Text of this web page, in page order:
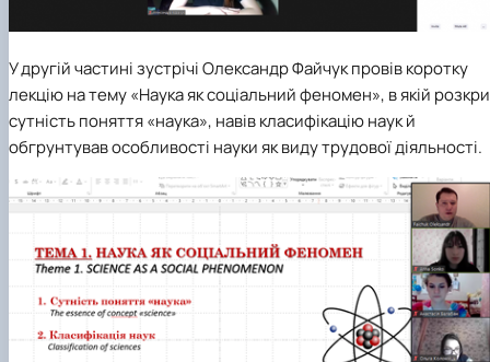
У другій частині зустрічі Олександр Файчук провів коротку
лекцію на тему «Наука як соціальний феномен», в якій
сутність поняття «наука», навів класифікацію наук й
обгрунтував особливості науки як виду трудової діяльності.